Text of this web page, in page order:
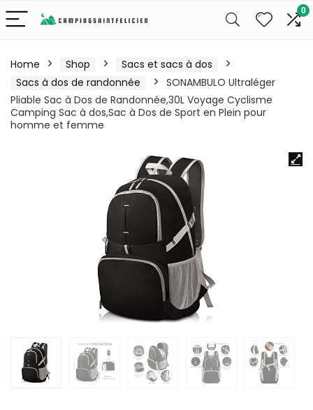
0
Home Shop
Sacs et sacs à dos
Sacs à dos de randonnée
SONAMBULO Ultraléger
Pliable Sac à Dos de Randonnée,30L Voyage Cyclisme
Camping Sac à dos,Sac à Dos de Sport en Plein pour
homme et femme